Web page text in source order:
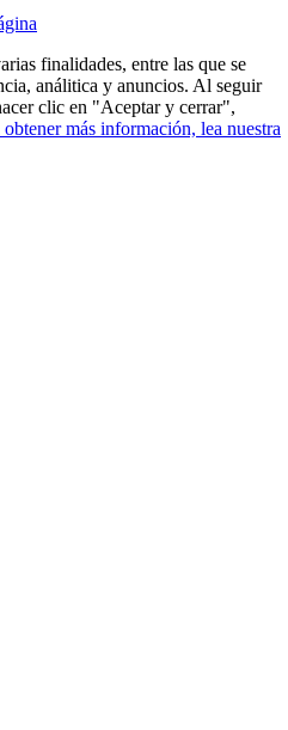
finalidades, entre las que se
análitica y anuncios. Al seguir
clic en "Aceptar y cerrar",
obtener más información, lea nuestra